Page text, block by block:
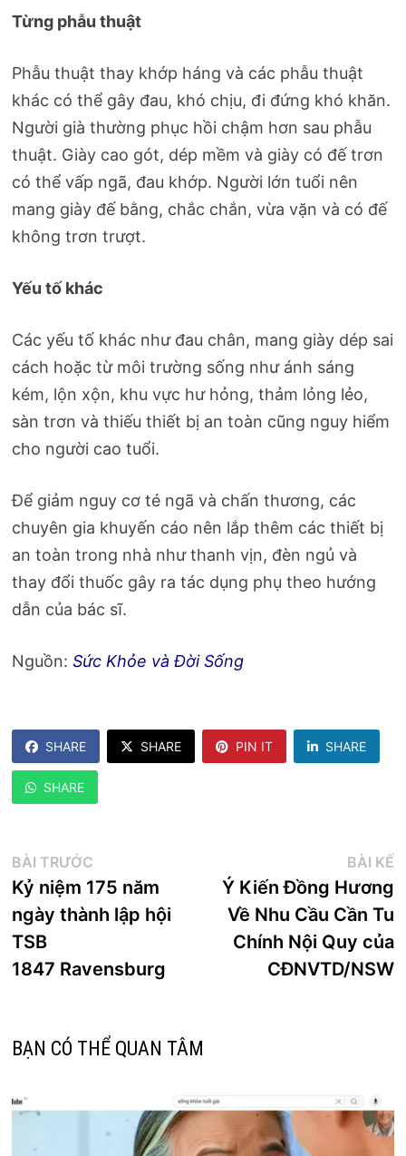
Từng phẫu thuật
Phẫu thuật thay khớp háng và các phẫu thuật
khác có thể gây đau, khó chịu, đi đứng khó khăn.
Người già thường phục hồi chậm hơn sau phẫu
thuật. Giày cao gót, dép mềm và giày có đế trơn
có thể vấp ngã, đau khớp. Người lớn tuổi nên
mang giày đế bằng, chắc chắn, vừa vặn và có đế
không trơn trượt.
Yếu tố khác
Các yếu tố khác như đau chân, mang giày dép sai
cách hoặc từ môi trường sống như ánh sáng
kém, lộn xộn, khu vực hư hỏng, thảm lỏng lẻo,
sàn trơn và thiếu thiết bị an toàn cũng nguy hiểm
cho người cao tuổi.
Để giảm nguy cơ té ngã và chấn thương, các
chuyên gia khuyến cáo nên lắp thêm các thiết bị
an toàn trong nhà như thanh vịn, đèn ngủ và
thay đổi thuốc gây ra tác dụng phụ theo hướng
dẫn của bác sĩ.
Nguồn:Sức Khỏe và Đời Sống
SHARE SHARE PIN IT SHARE
SHARE
Điều
hướng
bài
viết
BÀI TRƯỚC
trước:
Kỷ niệm 175 năm
ngày thành lập hội
TSB
1847 Ravensburg
BÀI KẾ
Ý Kiến Đồng Hương
Về Nhu Cầu Cần Tu
Chính Nội Quy của
CĐNVTD/NSW
BẠN CÓ THỂ QUAN TÂM